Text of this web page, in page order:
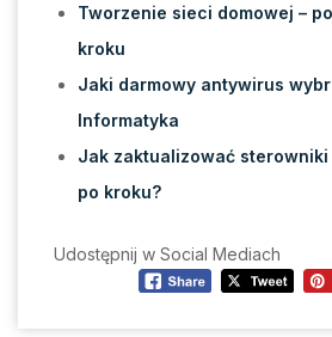
Tworzenie sieci domowej –
kroku
Jaki darmowy antywirus
Informatyka
Jak zaktualizować
po kroku?
Udostępnij w Social Mediach